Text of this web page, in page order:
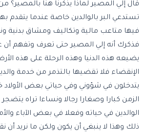
قال إلي المصير لماذا يذكرنا هنا بالمصير؟ من
تستدعي البر بالوالدين خاصة عندما يتقدم
فيها متاعب مالية وتكاليف ومشاق بدنية
فذكرك أنه إلي المصير حتى تعرف وتفهم أن
يضيعه هذه الدنيا وهذه الرحلة على هذه
الإنقضاء فلا تقضيها بالتذمر من خدمة
يتدخلون في شؤوني وفي حياتي بعض الأولاد
الزمن كبارا وصغارا رجالا ونساءا تراه
الوالدين في حياته وفعلا في بعض الآباء
ذلك وهذا لا ينبغي أن يكون ولكن ما نريد أن